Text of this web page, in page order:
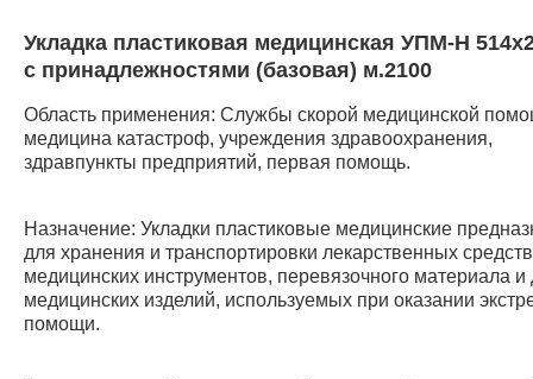
Укладка пластиковая медицинская УПМ-Н
с принадлежностями (базовая) м.2100
Область применения: Службы скорой медицинской
медицина катастроф, учреждения здравоохранения,
здравпункты предприятий, первая помощь.
Назначение: Укладки пластиковые медицинские
для хранения и транспортировки лекарственных
медицинских инструментов, перевязочного материала и
медицинских изделий, используемых при оказании
помощи.